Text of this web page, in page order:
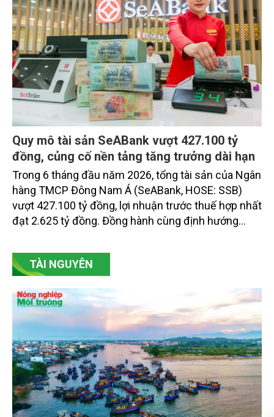
Quy mô tài sản SeABank vượt 427.100 tỷ
đồng, củng cố nền tảng tăng trưởng dài hạn
Trong 6 tháng đầu năm 2026, tổng tài sản của Ngân
hàng TMCP Đông Nam Á (SeABank, HOSE: SSB)
vượt 427.100 tỷ đồng, lợi nhuận trước thuế hợp nhất
đạt 2.625 tỷ đồng. Đồng hành cùng định hướng
SeABank tiếp tục duy trì hoạt động hiệu quả, mở
rộng tín dụng, củng cố nguồn vốn và đảm bảo các
TÀI NGUYÊN